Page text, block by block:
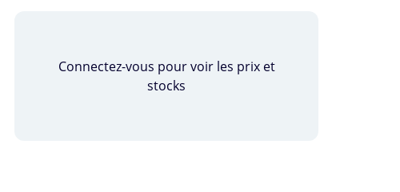
Connectez-vous pour voir les prix et
stocks